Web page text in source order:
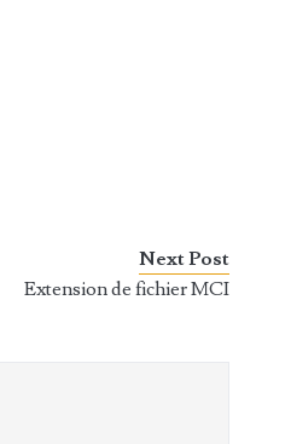
Next Post
Extension de fichier MCI